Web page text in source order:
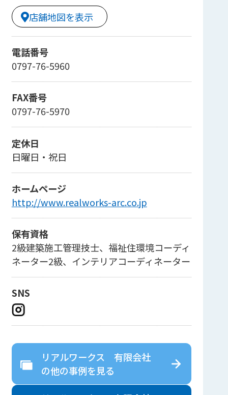
店舗地図を表示
電話番号
0797-76-5960
FAX番号
0797-76-5970
定休日
日曜日・祝日
ホームページ
http://www.realworks-arc.co.jp
保有資格
2級建築施工管理技士、福祉住環境コーディ
ネーター2級、インテリアコーディネーター
SNS
リアルワークス 有限会社
の他の事例を見る